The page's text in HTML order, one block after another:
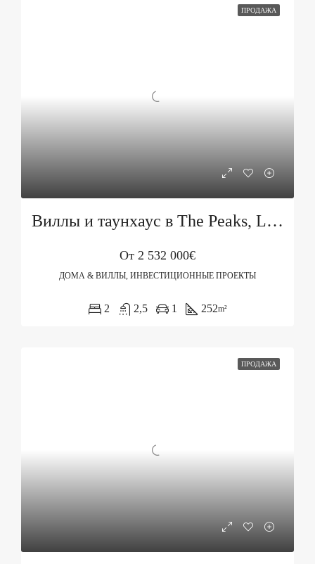
ПРОДАЖА
Виллы и таунхаус в The Peaks, Luštica Bay
От 2 532 000€
ДОМА & ВИЛЛЫ, ИНВЕСТИЦИОННЫЕ ПРОЕКТЫ
2 2,5 1 252m²
ПРОДАЖА